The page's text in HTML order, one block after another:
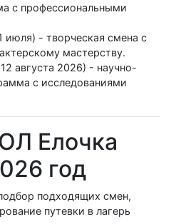
с профессиональными
июля) - творческая смена с
мастерству.
августа 2026) - научно-
с исследованиями
Елочка
год
подходящих смен,
путевки в лагерь